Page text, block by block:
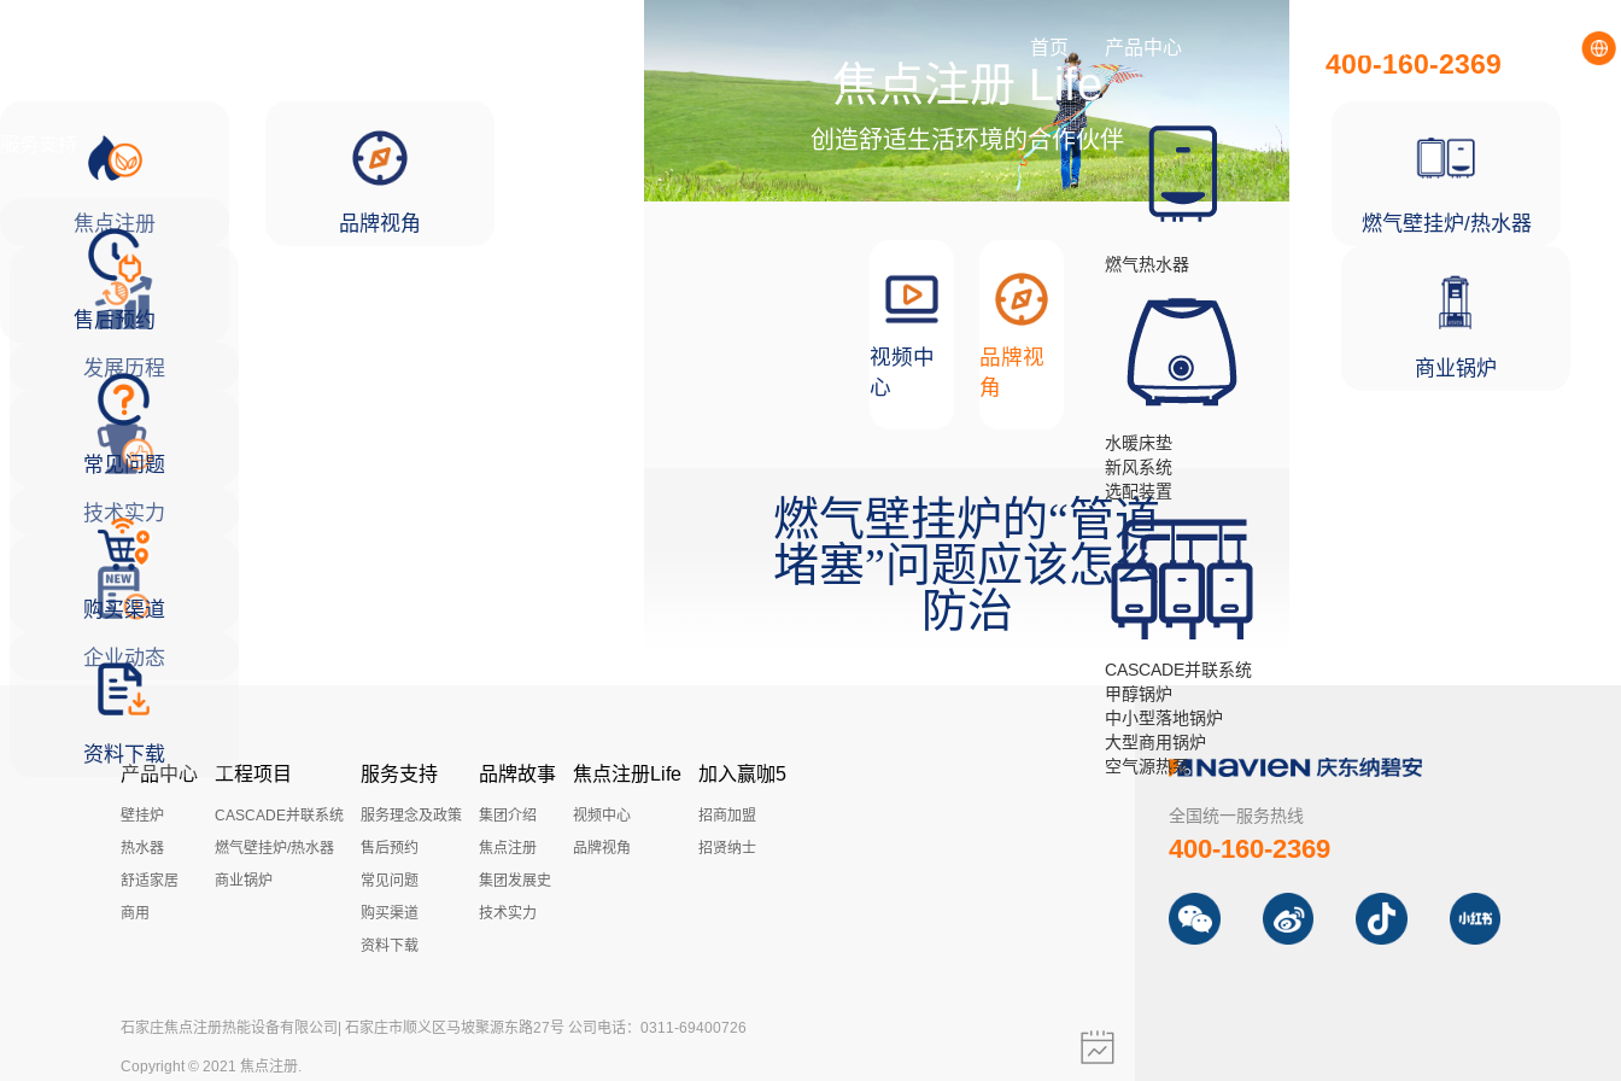
首页 产品中心
燃气热水器
水暖床垫
新风系统
选配装置
CASCADE并联系统
甲醇锅炉
中小型落地锅炉
大型商用锅炉
空气源热泵
燃气壁挂炉/热水器
商业锅炉
售后预约
常见问题
购买渠道
资料下载
焦点注册
发展历程
技术实力
企业动态
品牌视角
400-160-2369
焦点注册 Life
创造舒适生活环境的合作伙伴
视频中
心
品牌视
角
燃气壁挂炉的“管道
堵塞”问题应该怎么
防治
产品中心
壁挂炉
热水器
舒适家居
商用
工程项目
CASCADE并联系统
燃气壁挂炉/热水器
商业锅炉
服务支持
服务理念及政策
售后预约
常见问题
购买渠道
资料下载
品牌故事
集团介绍
焦点注册
集团发展史
技术实力
焦点注册Life
视频中心
品牌视角
加入赢咖5
招商加盟
招贤纳士
石家庄焦点注册热能设备有限公司| 石家庄市顺义区马坡聚源东路27号 公司电话：0311-69400726
Copyright © 2021 焦点注册.
全国统一服务热线
400-160-2369